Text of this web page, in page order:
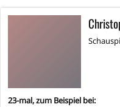
23-mal, zum Beispiel bei: